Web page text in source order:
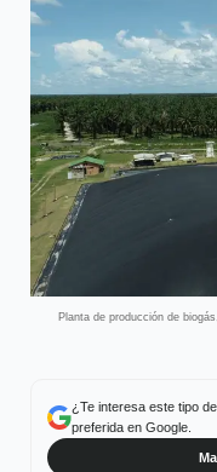
Planta de producción de
¿Te interesa este tipo
preferida en Google.